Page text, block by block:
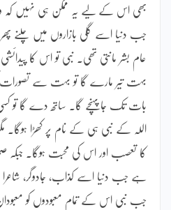
بھی اس کے لیے یہ ممکن ہی نہیں
جب دنیا اسے گلی بازاروں میں چلنے
عام بشر مانتی تھی۔ نبی تو اس کا
بہت تیر مارے گا تو بہت سے
بات تک جاپہنچے گا۔ ساتھ دے گا تو
اللہ کے نبی ہی کے نام پر کھڑا
کا تعصب اور اس کی محبت ہوگا۔ جبکہ
ہے جب دنیا اسے کذاب، جادوگر، شاعرا
جب نبی اس کے تمام معبودوں کو